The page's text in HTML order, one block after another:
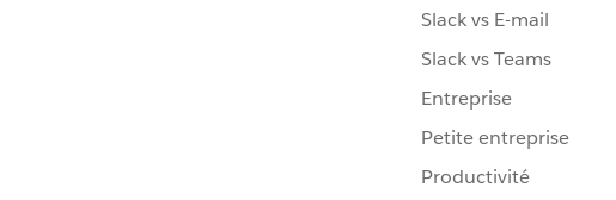
Slack vs E-mail
Slack vs Teams
Entreprise
Petite entreprise
Productivité